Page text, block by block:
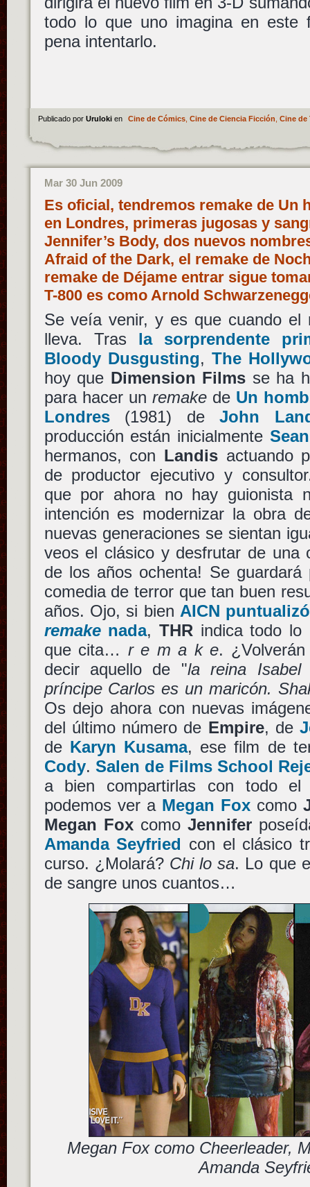
todo lo que uno imagina en este
pena intentarlo.
Publicado por Uruloki en Cine de Cómics, Cine de Ciencia Ficción Cine de
Mar 30 Jun 2009
Es oficial, tendremos remake de Un
en Londres, primeras jugosas y
Jennifer’s Body, dos nuevos
Afraid of the Dark, el remake de
remake de Déjame entrar sigue
T-800 es como Arnold
Se veía venir, y es que cuando el
lleva. Tras la sorprendente
Bloody Dusgusting, The
hoy que Dimension Films se ha
para hacer un remakede Un
Londres(1981) deJohn
producción están inicialmente
hermanos, con Landisactuando
de productor ejecutivo y
que por ahora no hay guionista
intención es modernizar la obra
nuevas generaciones se sientan
veos el clásico y desfrutar de una
de los años ochenta! Se
comedia de terror que tan buen
años. Ojo, si bien AICN
remakenada, THR indica todo lo
que cita… r e m a k e.
decir aquello de "la reina Isabel
príncipe Carlos es un maricón.
Os dejo ahora con nuevas
del último número de Empire, de
de Karyn Kusama, ese film de
Cody. Salen de Films School
a bien compartirlas con todo
podemos ver a Megan Foxcomo
Megan Foxcomo Jennifer
Amanda Seyfried con el clásico
curso. ¿Molará? Chi lo sa. Lo que
de sangre unos cuantos…
Megan Fox como Cheerleader,
Amanda